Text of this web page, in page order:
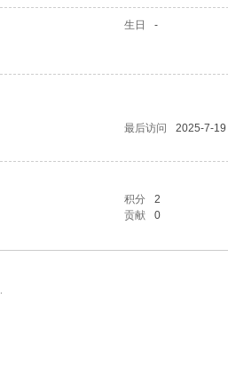
生日 -
最后访问
2025-7-
积分
2
贡献 0